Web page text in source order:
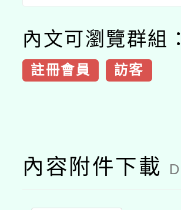
內文可瀏覽群組：
註冊會員 訪客
內容附件下載